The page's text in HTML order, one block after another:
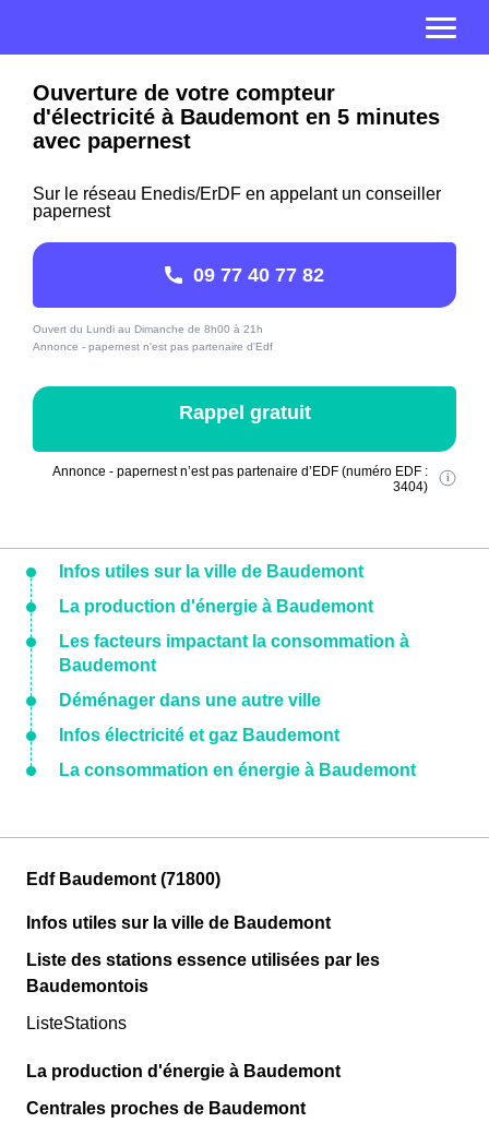
Ouverture de votre compteur
d'électricité à Baudemont en 5 minutes
avec papernest
Sur le réseau Enedis/ErDF en appelant un conseiller
papernest
09 77 40 77 82
Ouvert du Lundi au Dimanche de 8h00 à 21h
Annonce - papernest n'est pas partenaire d'Edf
Rappel gratuit
Annonce - papernest n’est pas partenaire d’EDF (numéro EDF :
3404)
Infos utiles sur la ville de Baudemont
La production d'énergie à Baudemont
Les facteurs impactant la consommation à
Baudemont
Déménager dans une autre ville
Infos électricité et gaz Baudemont
La consommation en énergie à Baudemont
Edf Baudemont (71800)
Infos utiles sur la ville de Baudemont
Liste des stations essence utilisées par les
Baudemontois
ListeStations
La production d'énergie à Baudemont
Centrales proches de Baudemont